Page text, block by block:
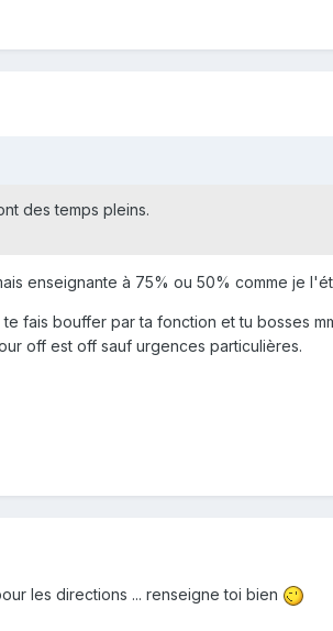
des temps pleins.
enseignante à 75% ou 50% comme je
fais bouffer par ta fonction et tu bosses
off est off sauf urgences particulières.
les directions ... renseigne toi bien